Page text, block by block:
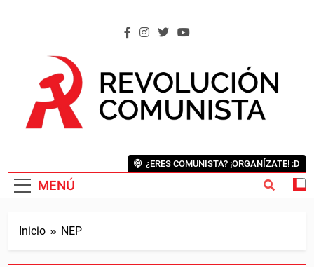
MENÚ
¿ERES COMUNISTA? ¡ORGANÍZATE! :D
Inicio NEP